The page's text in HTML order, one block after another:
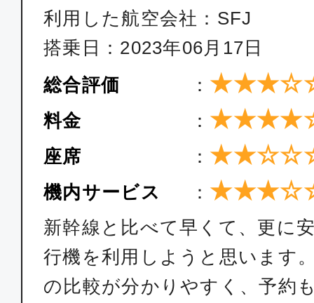
SFJ046
普通席
福岡
12:50
19:00
エコノミー
福岡
東京(
利用した航空会社：SFJ
搭乗日：2023年06月17日
総合評価
：
料金 ：
座席 ：
機内サービス ：
新幹線と比べて早くて、更に
行機を利用しようと思います
の比較が分かりやすく、予約